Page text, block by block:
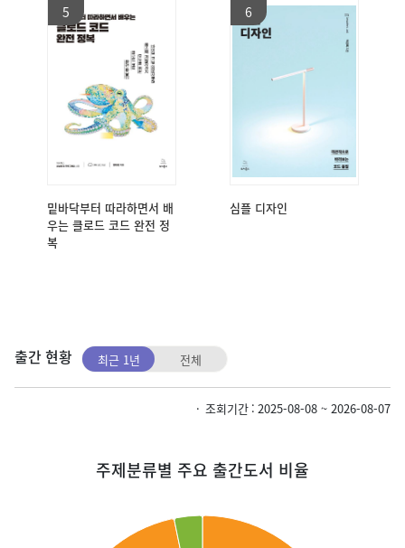
5
밑바닥부터 따라하면서 배
우는 클로드 코드 완전 정
복
6
심플 디자인
출간 현황 최근 1년 전체
조회기간 2025-08-08 ~ 2026-08-07
주제분류별 주요 출간도서 비율
Pie chart with 2 slices.